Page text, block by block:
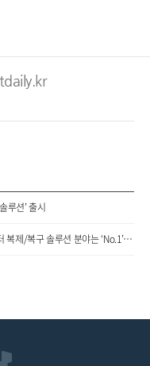
루션’ 출시
[월드가 만난 사람] “비정형 파일 데이터 복제/복구 솔루션 분야는 ‘No.1’이라 자부”